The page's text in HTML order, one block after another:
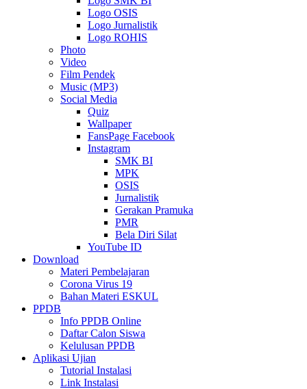
Logo OSIS
Logo Jurnalistik
Logo ROHIS
Photo
Video
Film Pendek
Music (MP3)
Social Media
Quiz
Wallpaper
FansPage Facebook
Instagram
SMK BI
MPK
OSIS
Jurnalistik
Gerakan Pramuka
PMR
Bela Diri Silat
YouTube ID
Download
Materi Pembelajaran
Corona Virus 19
Bahan Materi ESKUL
PPDB
Info PPDB Online
Daftar Calon Siswa
Kelulusan PPDB
Aplikasi Ujian
Tutorial Instalasi
Link Instalasi